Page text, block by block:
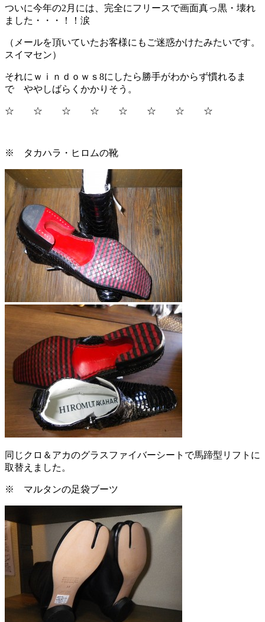
ついに今年の2月には、完全にフリースで画面真っ黒・壊れ
ました・・・！！涙
（メールを頂いていたお客様にもご迷惑かけたみたいです。
スイマセン）
それにｗｉｎｄｏｗｓ8にしたら勝手がわからず慣れるま
で ややしばらくかかりそう。
☆ ☆ ☆ ☆ ☆ ☆ ☆ ☆
※ タカハラ・ヒロムの靴
同じクロ＆アカのグラスファイバーシートで馬蹄型リフトに
取替えました。
※ マルタンの足袋ブーツ